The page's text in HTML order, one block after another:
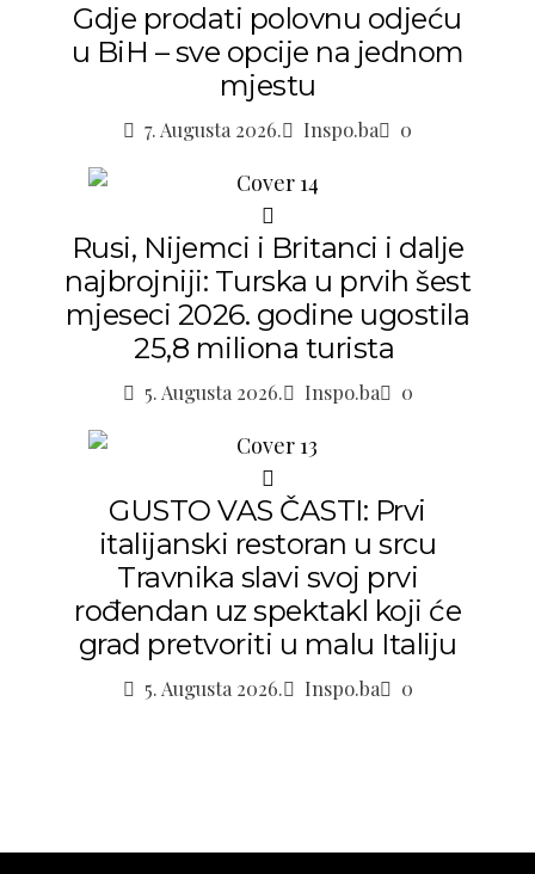
Gdje prodati polovnu odjeću
u BiH – sve opcije na jednom
mjestu
7. Augusta 2026. Inspo.ba 0
Rusi, Nijemci i Britanci i dalje
najbrojniji: Turska u prvih šest
mjeseci 2026. godine ugostila
25,8 miliona turista
5. Augusta 2026. Inspo.ba 0
GUSTO VAS ČASTI: Prvi
italijanski restoran u srcu
Travnika slavi svoj prvi
rođendan uz spektakl koji će
grad pretvoriti u malu Italiju
5. Augusta 2026. Inspo.ba 0